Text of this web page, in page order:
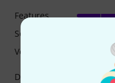
Das Audio-Technica
Features
Sound
Verarbeitung